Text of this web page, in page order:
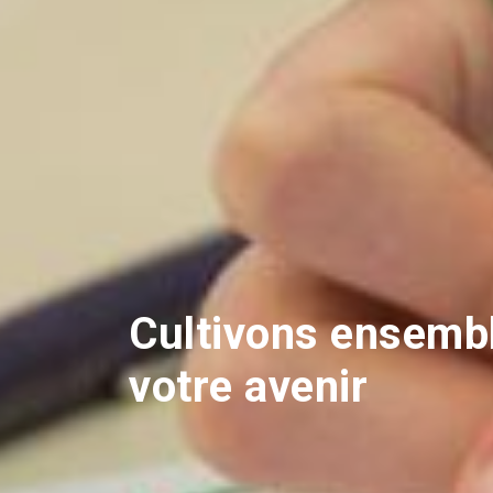
Cultivons
votre avenir